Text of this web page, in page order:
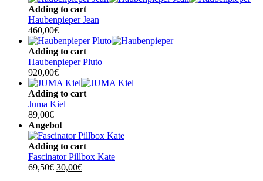
Adding to cart
Haubenpieper Jean
460,00€
Adding to cart
Haubenpieper Pluto
920,00€
Adding to cart
Juma Kiel
89,00€
Angebot
Adding to cart
Fascinator Pillbox Kate
69,50€ Ursprünglicher
30,00€Aktueller